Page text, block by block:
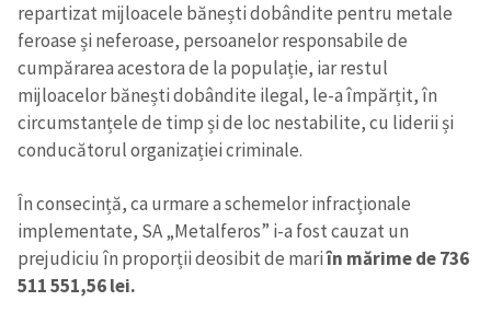
repartizat mijloacele bănești dobândite pentru metale
feroase și neferoase, persoanelor responsabile de
cumpărarea acestora de la populație, iar restul
mijloacelor bănești dobândite ilegal, le-a împărțit, în
circumstanțele de timp și de loc nestabilite, cu liderii și
conducătorul organizației criminale.
În consecință, ca urmare a schemelor infracționale
implementate, SA „Metalferos” i-a fost cauzat un
prejudiciu în proporții deosibit de mariîn mărime de 736
511 551,56 lei.